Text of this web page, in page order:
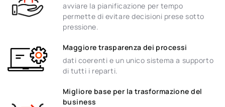
avviare la pianificazione per tempo
permette di evitare decisioni prese sotto
pressione.
Maggiore trasparenza dei processi
dati coerenti e un unico sistema a supporto
di tutti i reparti.
Migliore base per la trasformazione del
business